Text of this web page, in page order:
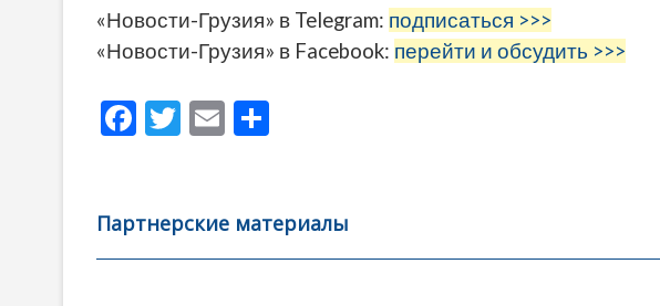
«Новости-Грузия» в Telegram: подписаться >>>
«Новости-Грузия» в Facebook: перейти и обсудить >>>
F
b
o
T
er
E
l
а
в
Партнерские материалы